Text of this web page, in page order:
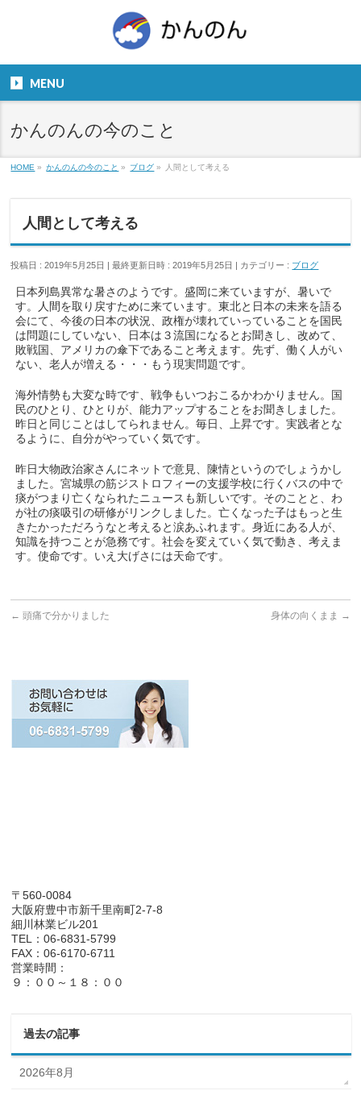
９：００～１８：００
MENU
かんのんの今のこと
HOME » かんのんの今のこと » ブログ » 人間として考える
人間として考える
投稿日 : 2019年5月25日 最終更新日時 : 2019年5月25日 カテゴリー : ブログ
日本列島異常な暑さのようです。盛岡に来ていますが、暑いで
す。人間を取り戻すために来ています。東北と日本の未来を語る
会にて、今後の日本の状況、政権が壊れていっていることを国民
は問題にしていない、日本は３流国になるとお聞きし、改めて、
敗戦国、アメリカの傘下であること考えます。先ず、働く人がい
ない、老人が増える・・・もう現実問題です。
海外情勢も大変な時です、戦争もいつおこるかわかりません。国
民のひとり、ひとりが、能力アップすることをお聞きしました。
昨日と同じことはしてられません。毎日、上昇です。実践者とな
るように、自分がやっていく気です。
昨日大物政治家さんにネットで意見、陳情というのでしょうかし
ました。宮城県の筋ジストロフィーの支援学校に行くバスの中で
痰がつまり亡くなられたニュースも新しいです。そのことと、わ
が社の痰吸引の研修がリンクしました。亡くなった子はもっと生
きたかっただろうなと考えると涙あふれます。身近にある人が、
知識を持つことが急務です。社会を変えていく気で動き、考えま
す。使命です。いえ大げさには天命です。
← 頭痛で分かりました 身体の向くまま →
〒560-0084
大阪府豊中市新千里南町2-7-8
細川林業ビル201
TEL：06-6831-5799
FAX：06-6170-6711
営業時間：
９：００～１８：００
過去の記事
2026年8月